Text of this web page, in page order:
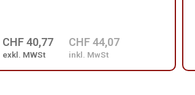
CHF 40,77
exkl. MWSt
CHF 44,07
inkl. MwSt